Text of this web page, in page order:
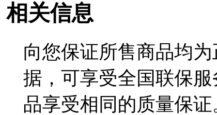
相关信息
向您保证所售商品均
据，可享受全国联保
品享受相同的质量保证